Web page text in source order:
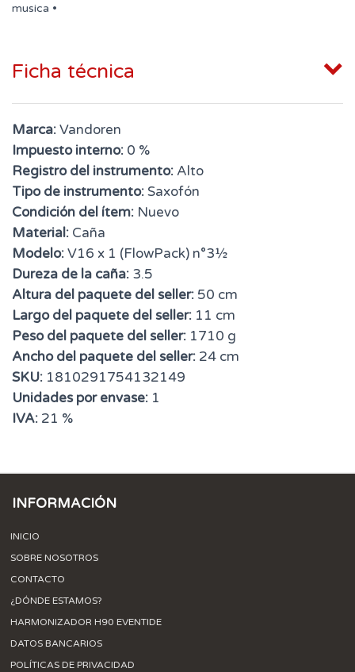
musica •
Ficha técnica
Marca:Vandoren
Impuesto interno: 0 %
Registro del instrumento: Alto
Tipo de instrumento:Saxofón
Condición del ítem: Nuevo
Material: Caña
Modelo:V16 x 1 (FlowPack) n°3½
Dureza de la caña: 3.5
Altura del paquete del seller: 50 cm
Largo del paquete del seller: 11 cm
Peso del paquete del seller: 1710 g
Ancho del paquete del seller: 24 cm
SKU: 1810291754132149
Unidades por envase: 1
IVA: 21 %
INFORMACIÓN
INICIO
SOBRE NOSOTROS
CONTACTO
¿DÓNDE ESTAMOS?
HARMONIZADOR H90 EVENTIDE
DATOS BANCARIOS
POLÍTICAS DE PRIVACIDAD